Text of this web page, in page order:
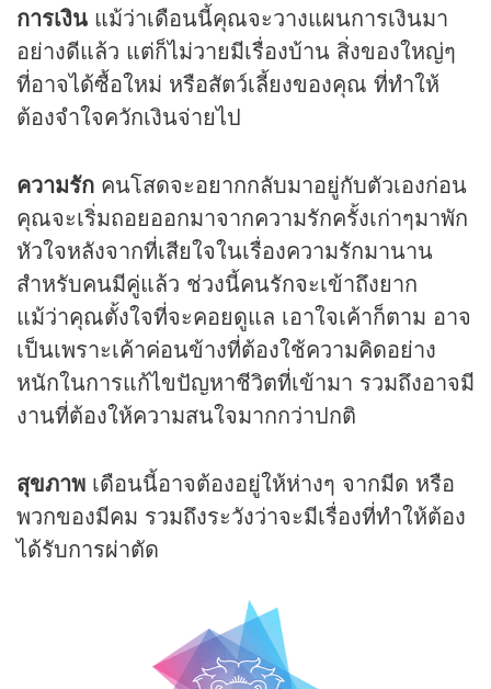
การเงิน แม้ว่าเดือนนี้คุณจะวางแผนการเงินมา
อย่างดีแล้ว แต่ก็ไม่วายมีเรื่องบ้าน สิ่งของใหญ่ๆ
ที่อาจได้ซื้อใหม่ หรือสัตว์เลี้ยงของคุณ ที่ทำให้
ต้องจำใจควักเงินจ่ายไป
ความรัก คนโสดจะอยากกลับมาอยู่กับตัวเองก่อน
คุณจะเริ่มถอยออกมาจากความรักครั้งเก่าๆมาพัก
หัวใจหลังจากที่เสียใจในเรื่องความรักมานาน
สำหรับคนมีคู่แล้ว ช่วงนี้คนรักจะเข้าถึงยาก
แม้ว่าคุณตั้งใจที่จะคอยดูแล เอาใจเค้าก็ตาม อาจ
เป็นเพราะเค้าค่อนข้างที่ต้องใช้ความคิดอย่าง
หนักในการแก้ไขปัญหาชีวิตที่เข้ามา รวมถึงอาจมี
งานที่ต้องให้ความสนใจมากกว่าปกติ
สุขภาพ เดือนนี้อาจต้องอยู่ให้ห่างๆ จากมีด หรือ
พวกของมีคม รวมถึงระวังว่าจะมีเรื่องที่ทำให้ต้อง
ได้รับการผ่าตัด